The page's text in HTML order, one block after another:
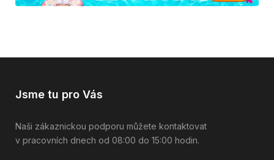
Jsme tu pro Vás
Naši zákaznickou podporu můžete kontaktovat
v pracovních dnech od 08:00 do 15:00 hodin.